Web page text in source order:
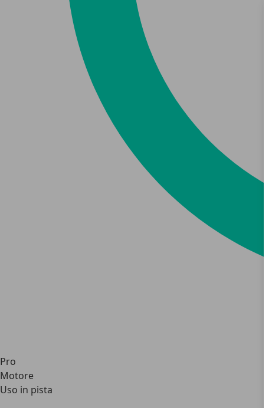
Pro
Motore
Uso in pista